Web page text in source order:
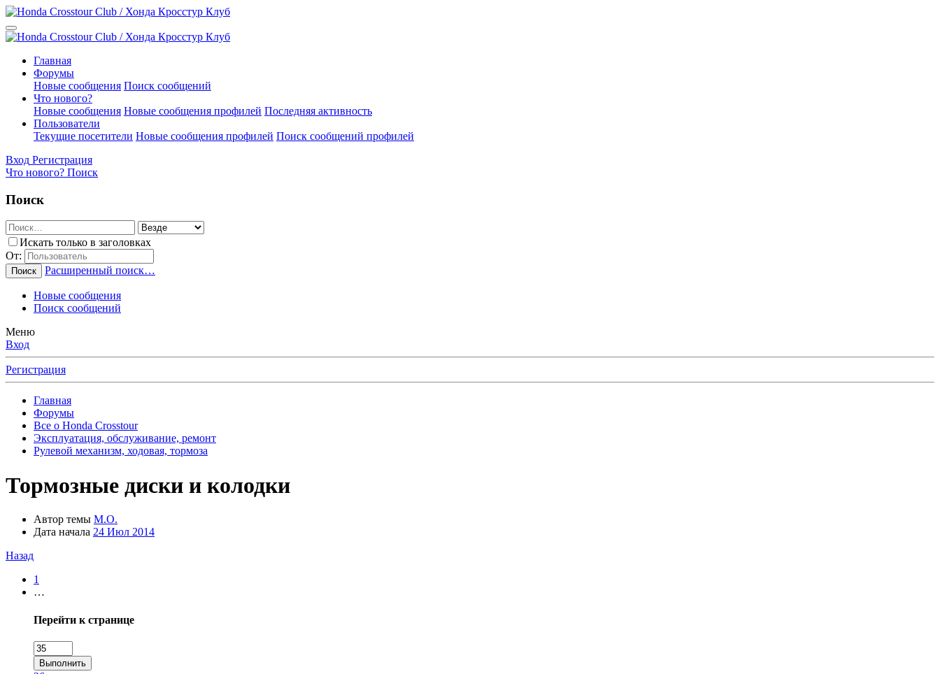
Главная
Форумы
Новые сообщения Поиск сообщений
Что нового?
Новые сообщения Новые сообщения профилей Последняя активность
Пользователи
Текущие посетители Новые сообщения профилей Поиск сообщений профилей
Вход Регистрация
Что нового? Поиск
Поиск
Искать только в заголовках
От:
Поиск Расширенный поиск…
Новые сообщения
Поиск сообщений
Меню
Вход
Регистрация
Главная
Форумы
Все о Honda Crosstour
Эксплуатация, обслуживание, ремонт
Рулевой механизм, ходовая, тормоза
Тормозные диски и колодки
Автор темы М.О.
Дата начала 24 Июл 2014
Назад
1
…
Перейти к странице
Выполнить